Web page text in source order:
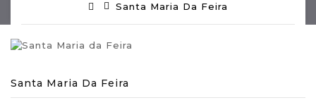
Santa Maria Da Feira
Santa Maria Da Feira